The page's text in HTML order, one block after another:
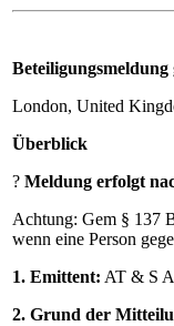
Beteiligungsmeldung
London, United
Überblick
? Meldung erfolgt
Achtung: Gem § 137
wenn eine Person
1. Emittent: AT & S
2. Grund der